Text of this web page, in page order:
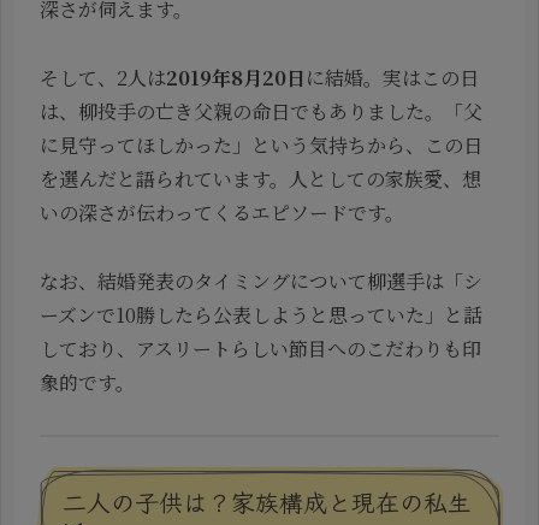
深さが伺えます。
そして、2人は2019年8月20日に結婚。実はこの日
は、柳投手の亡き父親の命日でもありました。「父
に見守ってほしかった」という気持ちから、この日
を選んだと語られています。人としての家族愛、想
いの深さが伝わってくるエピソードです。
なお、結婚発表のタイミングについて柳選手は「シ
ーズンで10勝したら公表しようと思っていた」と話
しており、アスリートらしい節目へのこだわりも印
象的です。
二人の子供は？家族構成と現在の私生